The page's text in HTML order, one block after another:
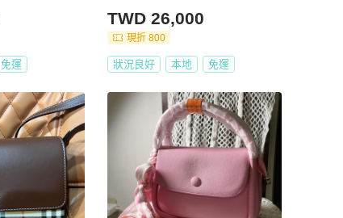
免運
TWD 26,000
現折 800
狀況良好 本地 免運